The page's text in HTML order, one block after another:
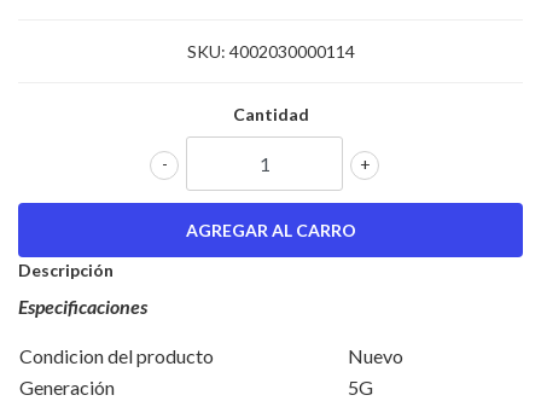
SKU: 4002030000114
Cantidad
+
-
Descripción
Especificaciones
Condicion del producto
Nuevo
Generación
5G